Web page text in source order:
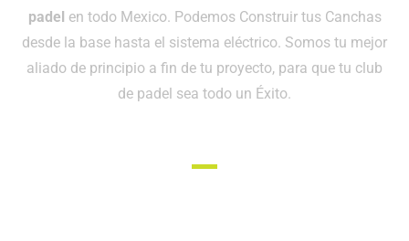
padel en todo Mexico. Podemos Construir tus Canchas
desde la base hasta el sistema eléctrico. Somos tu mejor
aliado de principio a fin de tu proyecto, para que tu club
de padel sea todo un Éxito.